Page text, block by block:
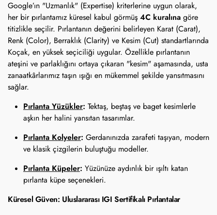
Google’ın "Uzmanlık" (Expertise) kriterlerine uygun olarak,
her bir pırlantamız küresel kabul görmüş 4C kuralına göre
titizlikle seçilir. Pırlantanın değerini belirleyen Karat (Carat),
Renk (Color), Berraklık (Clarity) ve Kesim (Cut) standartlarında
Koçak, en yüksek seçiciliği uygular. Özellikle pırlantanın
ateşini ve parlaklığını ortaya çıkaran "kesim" aşamasında, usta
zanaatkârlarımız taşın ışığı en mükemmel şekilde yansıtmasını
sağlar.
Pırlanta Yüzükler: Tektaş, beştaş ve baget kesimlerle
aşkın her halini yansıtan tasarımlar.
Pırlanta Kolyeler: Gerdanınızda zarafeti taşıyan, modern
ve klasik çizgilerin buluştuğu modeller.
Pırlanta Küpeler: Yüzünüze aydınlık bir ışıltı katan
pırlanta küpe seçenekleri.
Küresel Güven: Uluslararası IGI Sertifikalı Pırlantalar